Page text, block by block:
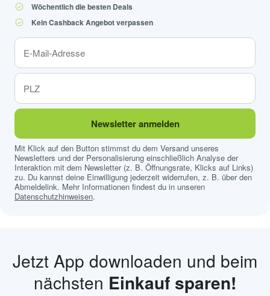
Wöchentlich die besten Deals
Kein Cashback Angebot verpassen
Newsletter anmelden
Mit Klick auf den Button stimmst du dem Versand unseres
Newsletters und der Personalisierung einschließlich Analyse der
Interaktion mit dem Newsletter (z. B. Öffnungsrate, Klicks auf Links)
zu. Du kannst deine Einwilligung jederzeit widerrufen, z. B. über den
Abmeldelink. Mehr Informationen findest du in unseren
Datenschutzhinweisen.
Jetzt App downloaden und beim
nächsten Einkauf sparen!